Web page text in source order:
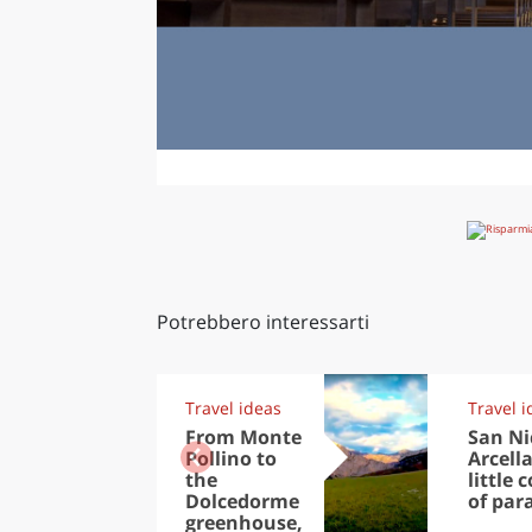
Potrebbero interessarti
Travel ideas
From Monte
Pollino to
the
Dolcedorme
greenhouse,
Travel
San
little
of